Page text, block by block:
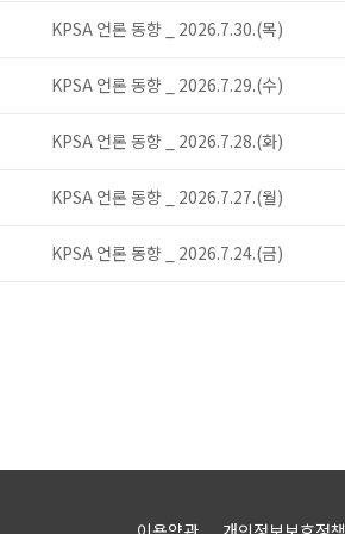
KPSA 언론 동향 _ 2026.7.30.(목)
KPSA 언론 동향 _ 2026.7.29.(수)
KPSA 언론 동향 _ 2026.7.28.(화)
KPSA 언론 동향 _ 2026.7.27.(월)
KPSA 언론 동향 _ 2026.7.24.(금)